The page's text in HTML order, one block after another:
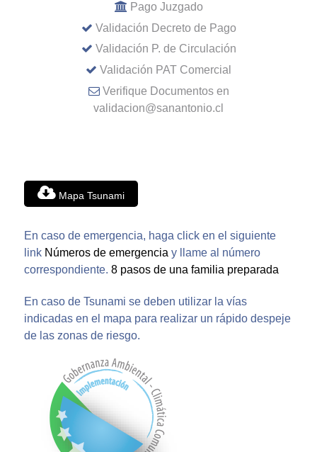
Pago Juzgado
Validación Decreto de Pago
Validación P. de Circulación
Validación PAT Comercial
Verifique Documentos en
validacion@sanantonio.cl
Mapa Tsunami
En caso de emergencia, haga click en el siguiente
link Números de emergencia y llame al número
correspondiente. 8 pasos de una familia preparada
En caso de Tsunami se deben utilizar la vías
indicadas en el mapa para realizar un rápido despeje
de las zonas de riesgo.